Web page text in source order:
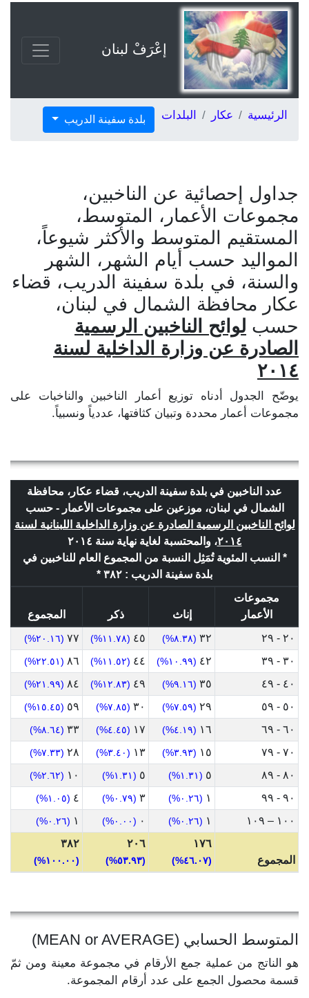
إعْرَفْ لبنان
الرئيسية عكار البلدات بلدة سفينة الدريب
جداول إحصائية عن الناخبين،
مجموعات الأعمار، المتوسط،
المستقيم المتوسط والأكثر شيوعاً،
المواليد حسب أيام الشهر، الشهر
والسنة، في بلدة سفينة الدريب، قضاء
عكار محافظة الشمال في لبنان،
حسب لوائح الناخبين الرسمية
الصادرة عن وزارة الداخلية لسنة
٢٠١٤
يوضّح الجدول أدناه توزيع أعمار الناخبين والناخبات على
مجموعات أعمار محددة وتبيان كثافتها، عددياً ونسبياً.
عدد الناخبين في بلدة سفينة الدريب، قضاء عكار، محافظة
الشمال في لبنان، موزعين على مجموعات الأعمار - حسب
لوائح الناخبين الرسمية الصادرة عن وزارة الداخلية اللبنانية لسنة
٢٠١٤، والمحتسبة لغاية نهاية سنة ٢٠١٤
* النسب المئوية تُمَثِل النسبة من المجموع العام للناخبين في
بلدة سفينة الدريب : ٣٨٢ *
مجموعات
الأعمار
إناث ذكر
المجموع
٢٠ - ٢٩
٣٢ (٨.٣٨%) ٤٥ (١١.٧٨%) ٧٧ (٢٠.١٦%)
٣٠ - ٣٩ ٤٢ (١٠.٩٩%) ٤٤ (١١.٥٢%) ٨٦ (٢٢.٥١%)
٤٠ - ٤٩ ٣٥ (٩.١٦%) ٤٩ (١٢.٨٣%) ٨٤ (٢١.٩٩%)
٥٠ - ٥٩ ٢٩ (٧.٥٩%) ٣٠ (٧.٨٥%) ٥٩ (١٥.٤٥%)
٦٠ - ٦٩ ١٦ (٤.١٩%) ١٧ (٤.٤٥%) ٣٣ (٨.٦٤%)
٧٠ - ٧٩ ١٥ (٣.٩٣%) ١٣ (٣.٤٠%) ٢٨ (٧.٣٣%)
٨٠ - ٨٩ ٥ (١.٣١%) ٥ (١.٣١%) ١٠ (٢.٦٢%)
٩٠ - ٩٩ ١ (٠.٢٦%) ٣ (٠.٧٩%) ٤ (١.٠٥%)
١٠٠ – ١٠٩ ١ (٠.٢٦%) ٠ (٠.٠٠%) ١ (٠.٢٦%)
المجموع
١٧٦
(٤٦.٠٧%)
٢٠٦
(٥٣.٩٣%)
٣٨٢
(١٠٠.٠٠%)
المتوسط الحسابي (MEAN or AVERAGE)
هو الناتج من عملية جمع الأرقام في مجموعة معينة ومن ثمّ
قسمة محصول الجمع على عدد أرقام المجموعة.